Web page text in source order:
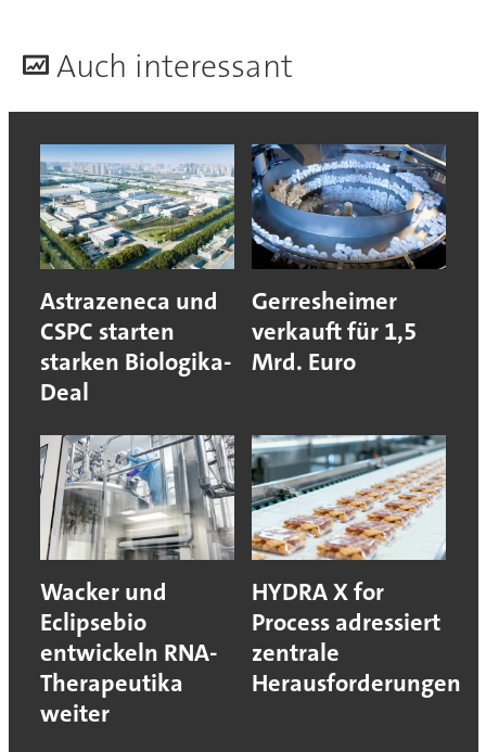
Auch interessant
Astrazeneca und
CSPC starten
starken Biologika-
Deal
Gerresheimer
verkauft für 1,5
Mrd. Euro
Wacker und
Eclipsebio
entwickeln RNA-
Therapeutika
weiter
HYDRA X for
Process adressiert
zentrale
Herausforderungen